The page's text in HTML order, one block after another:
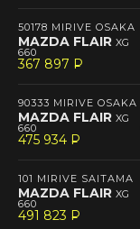
50178 MIRIVE OSAKA
MAZDA FLAIR XG
660
367 897 P
--
90333 MIRIVE OSAKA
MAZDA FLAIR XG
660
475 934 P
--
101 MIRIVE SAITAMA
MAZDA FLAIR XG
660
491 823 P
--